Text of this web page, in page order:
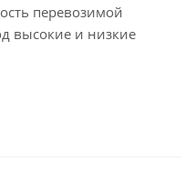
перевозимой
высокие и низкие